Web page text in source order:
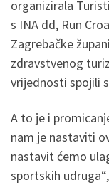
organizirala
s INA dd, Run
Zagrebačke
zdravstvenog
vrijednosti spojili
A to je i
nam je nastaviti
nastavit ćemo
sportskih